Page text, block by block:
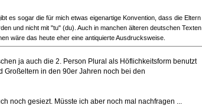
es sogar die für mich etwas eigenartige Konvention, dass die Eltern
und nicht mit "tu" (du). Auch in manchen älteren deutschen Texten
wäre das heute eher eine antiquierte Ausdrucksweise.
ja auch die 2. Person Plural als Höflichkeitsform benutzt
Großeltern in den 90er Jahren noch bei den
noch gesiezt. Müsste ich aber noch mal nachfragen ...